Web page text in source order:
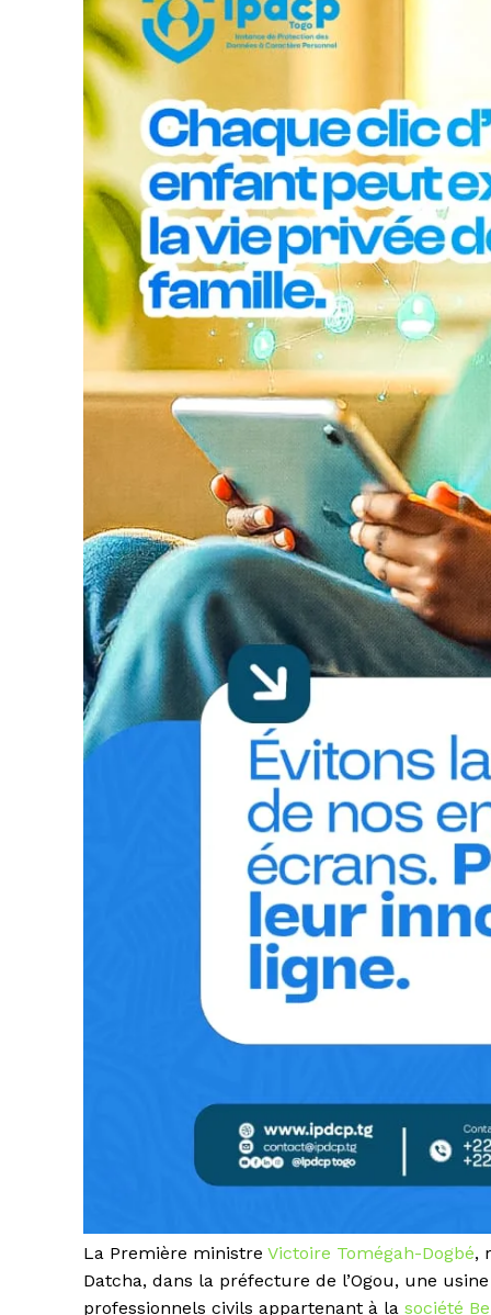
La Première ministre Victoire Tomégah-Dogbé,
Datcha, dans la préfecture de l’Ogou, une
professionnels civils appartenant à la société